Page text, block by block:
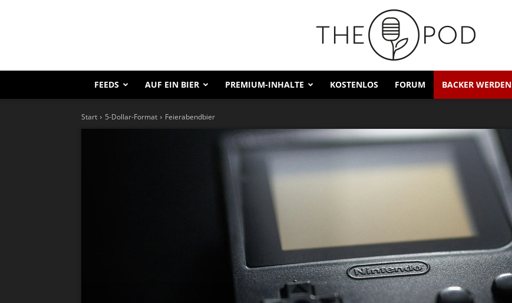
FEEDS AUF EIN BIER PREMIUM-INHALTE KOSTENLOS FORUM BACKER WERDEN
Start 5-Dollar-Format Feierabendbier